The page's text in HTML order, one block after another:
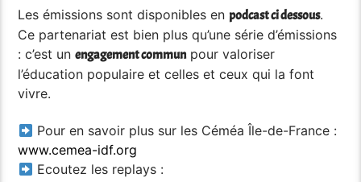
Les émissions sont disponibles en podcast ci dessous.
Ce partenariat est bien plus qu’une série d’émissions
: c’est unengagement communpour valoriser
l’éducation populaire et celles et ceux qui la font
vivre.
Pour en savoir plus sur les Céméa Île-de-France :
www.cemea-idf.org
Ecoutez les replays :